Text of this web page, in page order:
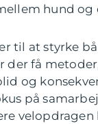
hund og
til at styrke
der få
og
på
velopdragen